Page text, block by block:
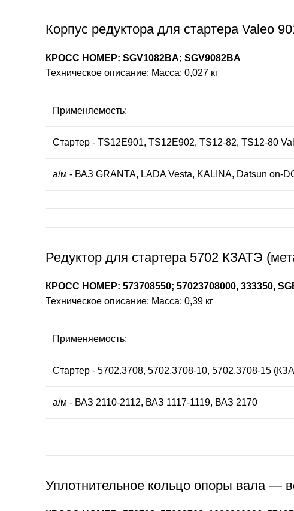
Корпус редуктора для стартера Valeo
КРОСС НОМЕР: SGV1082BA; SGV9082BA
Техническое описание: Масса: 0,027 кг
Применяемость:
Стартер - TS12E901, TS12E902, TS12-82, TS12-80
а/м - ВАЗ GRANTA, LADA Vesta, KALINA, Datsun on-
Редуктор для стартера 5702 КЗАТЭ
КРОСС НОМЕР: 573708550; 57023708000, 333350,
Техническое описание: Масса: 0,39 кг
Применяемость:
Стартер - 5702.3708, 5702.3708-10, 5702.3708-15
а/м - ВАЗ 2110-2112, ВАЗ 1117-1119, ВАЗ 2170
Уплотнительное кольцо опоры вала —